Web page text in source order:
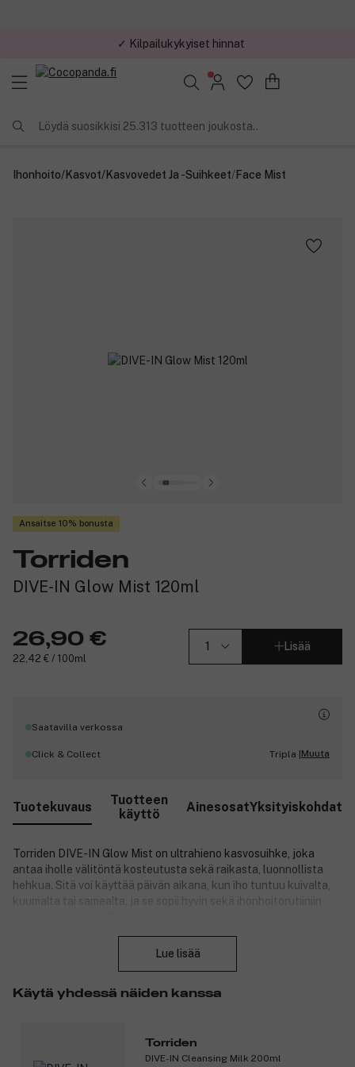
✓ Kilpailukykyiset hinnat
Löydä suosikkisi 25.313 tuotteen joukosta..
Ihonhoito/Kasvot/Kasvovedet Ja -suihkeet/Face Mist
Ansaitse 10% bonusta
Torriden
DIVE-IN Glow Mist 120ml
26,90 €
22,42 € / 100ml
Lisää
Saatavilla verkossa
Click & Collect Tripla |Muuta
Tuotekuvaus
Tuotteen
käyttö
AinesosatYksityiskohdat
Torriden DIVE-IN Glow Mist on ultrahieno kasvosuihke, joka
antaa iholle välitöntä kosteutusta sekä raikasta, luonnollista
hehkua. Sitä voi käyttää päivän aikana, kun iho tuntuu kuivalta,
kuumalta tai samealta, ja se sopii hyvin sekä ihonhoitorutiiniin
pehmentämään ja pitämään ihon raikkaana koko päivän.
iholle terveen ja kosteutetun lopputuloksen. Suihke on
käyttää virkistävänä suihkeena treenin jälkeen, toimistolla tai
silloin, kun iho tarvitsee lisämukavuutta. DIVE-IN Glow Mist -
Lue lisää
Käytä yhdessä näiden kanssa
Torriden
DIVE-IN Cleansing Milk 200ml